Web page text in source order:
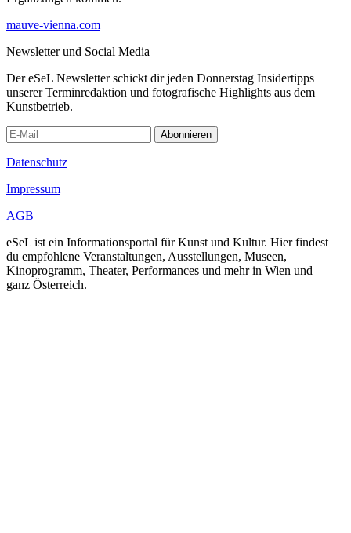
mauve-vienna.com
Newsletter und Social Media
Der eSeL Newsletter schickt dir jeden Donnerstag Insidertipps
unserer Terminredaktion und fotografische Highlights aus dem
Kunstbetrieb.
Abonnieren
Datenschutz
Impressum
AGB
eSeL ist ein Informationsportal für Kunst und Kultur. Hier findest
du empfohlene Veranstaltungen, Ausstellungen, Museen,
Kinoprogramm, Theater, Performances und mehr in Wien und
ganz Österreich.